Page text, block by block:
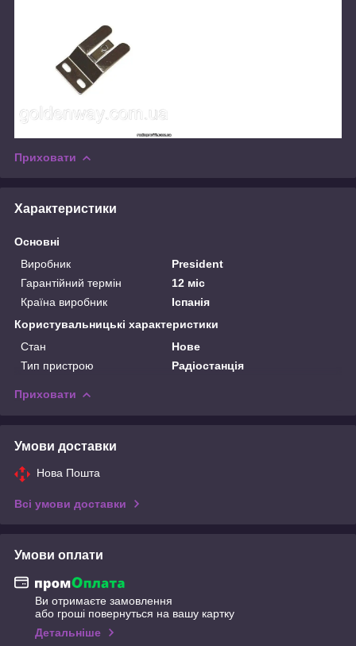
Приховати
Характеристики
Основні
Виробник
President
Гарантійний термін
12 міс
Країна виробник
Іспанія
Користувальницькі характеристики
Стан
Нове
Тип пристрою
Радіостанція
Приховати
Умови доставки
Нова Пошта
Всі умови доставки
Умови оплати
Ви отримаєте замовлення
або гроші повернуться на вашу картку
Детальніше